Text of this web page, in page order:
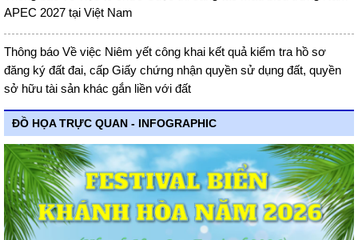
APEC 2027 tại Việt Nam
Thông báo Về việc Niêm yết công khai kết quả kiểm tra hồ sơ
đăng ký đất đai, cấp Giấy chứng nhận quyền sử dụng đất, quyền
sở hữu tài sản khác gắn liền với đất
ĐỒ HỌA TRỰC QUAN - INFOGRAPHIC